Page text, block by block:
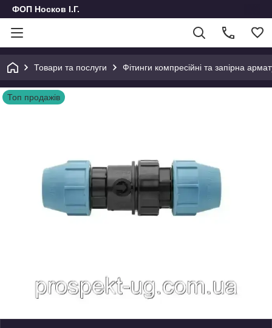
ФОП Носков І.Г.
Товари та послуги Фітинги компресійні та запірна
Топ продажів